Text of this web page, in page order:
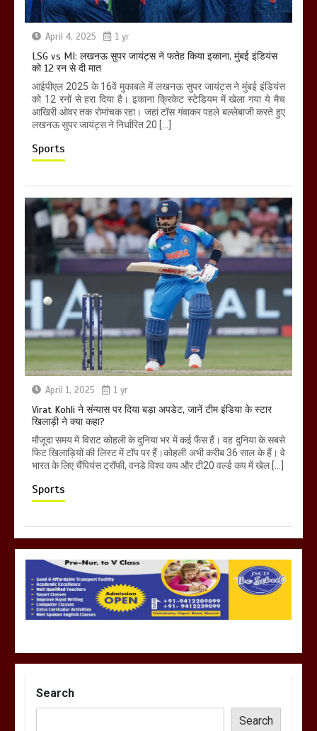
April 4, 2025 1 yr
LSG vs MI: लखनऊ सुपर जायंट्स ने फतेह किया इकाना, मुंबई इंडियंस
को 12 रन से दी मात
आईपीएल 2025 के 16वें मुकाबले में लखनऊ सुपर जायंट्स ने मुंबई इंडियंस
को 12 रनों से हरा दिया है। इकाना क्रिकेट स्टेडियम में खेला गया ये मैच
आखिरी ओवर तक रोमांचक रहा। जहां टॉस गंवाकर पहले बल्लेबाजी करते हुए
लखनऊ सुपर जायंट्स ने निर्धारित 20 […]
Sports
April 1, 2025 1 yr
Virat Kohli ने संन्यास पर दिया बड़ा अपडेट, जानें टीम इंडिया के स्टार
खिलाड़ी ने क्या कहा?
मौजूदा समय में विराट कोहली के दुनिया भर में कई फैंस हैं। वह दुनिया के सबसे
फिट खिलाड़ियों की लिस्ट में टॉप पर हैं।कोहली अभी करीब 36 साल के हैं। वे
भारत के लिए चैंपियंस ट्रॉफी, वनडे विश्व कप और टी20 वर्ल्ड कप में खेल […]
Sports
Search
Search